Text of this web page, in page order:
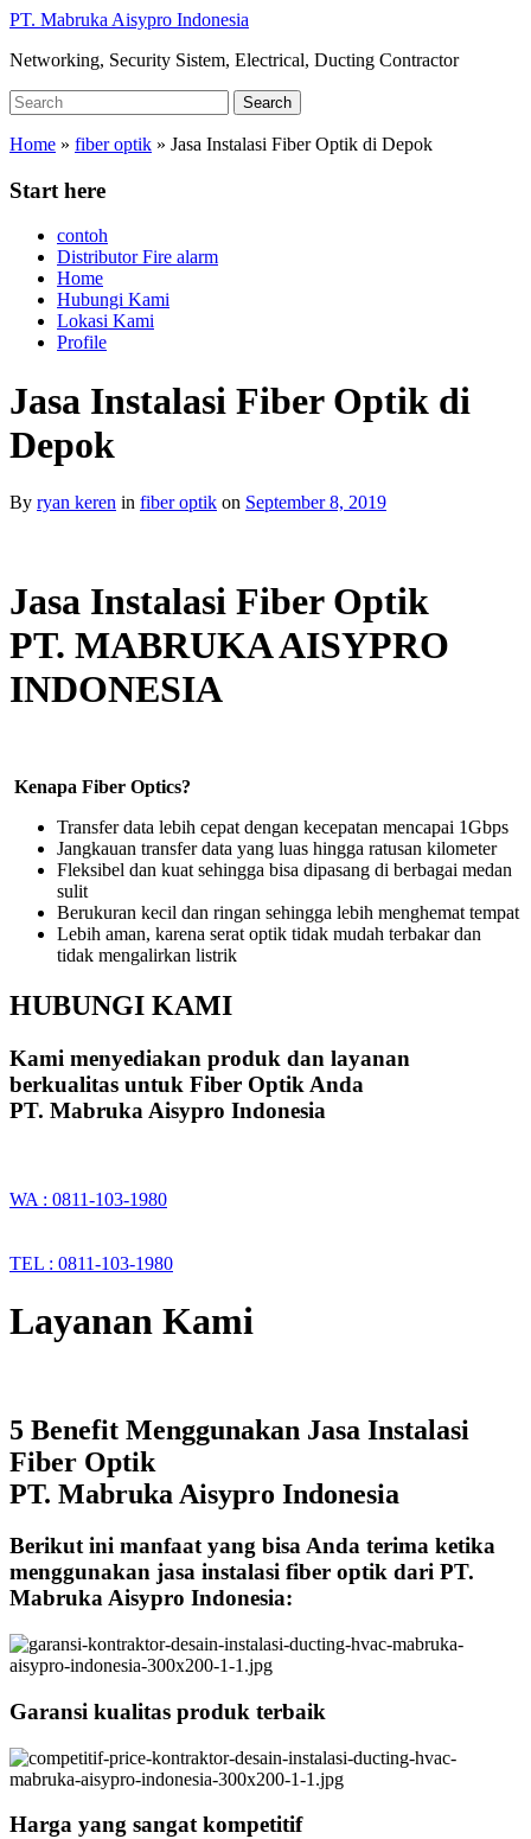
Skip
main
PT. Mabruka Aisypro Indonesia
Networking, Security Sistem, Electrical, Ducting Contractor
Search
for:
Search
Home » fiber optik » Jasa Instalasi Fiber Optik di Depok
Start here
contoh
Distributor Fire alarm
Home
Hubungi Kami
Lokasi Kami
Profile
Jasa Instalasi Fiber Optik di
Depok
By ryan keren in fiber optik on September 8, 2019
Jasa Instalasi Fiber Optik
PT. MABRUKA AISYPRO
INDONESIA
Kenapa Fiber Optics?
Transfer data lebih cepat dengan kecepatan mencapai 1Gbps
Jangkauan transfer data yang luas hingga ratusan kilometer
Fleksibel dan kuat sehingga bisa dipasang di berbagai medan
sulit
Berukuran kecil dan ringan sehingga lebih menghemat tempat
Lebih aman, karena serat optik tidak mudah terbakar dan
tidak mengalirkan listrik
HUBUNGI KAMI
Kami menyediakan produk dan layanan
berkualitas untuk Fiber Optik Anda
PT. Mabruka Aisypro Indonesia
WA : 0811-103-1980
TEL : 0811-103-1980
Layanan Kami
5 Benefit Menggunakan Jasa Instalasi
Fiber Optik
PT. Mabruka Aisypro Indonesia
Berikut ini manfaat yang bisa Anda terima ketika
menggunakan jasa instalasi fiber optik dari PT.
Mabruka Aisypro Indonesia:
Garansi kualitas produk terbaik
Harga yang sangat kompetitif